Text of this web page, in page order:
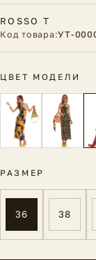
ROSSO T
Код товара:УТ-
ЦВЕТ МОДЕЛИ
РАЗМЕР
36 38